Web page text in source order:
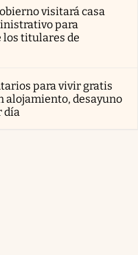
visitará casa
para
los titulares de
para vivir gratis
alojamiento, desayuno
día